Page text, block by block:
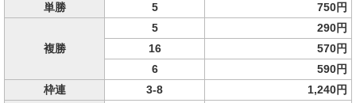
単勝 5 750円
複勝
5
290円
16
570円
6
590円
枠連
3-8
1,240円